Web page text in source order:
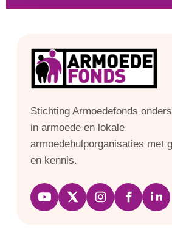
Stichting Armoedefonds
in armoede en lokale
armoedehulporganisaties met
en kennis.